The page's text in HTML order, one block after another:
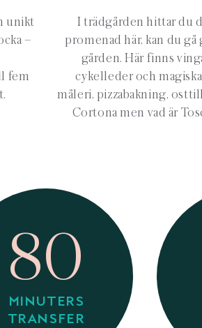
unikt
–
fem
I trädgården hittar du
promenad här, kan du
gården. Här finns
cykelleder och
måleri, pizzabakning,
Cortona men vad är
80
MINUTERS
TRANSFER